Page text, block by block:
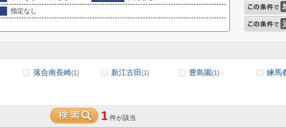
指定なし
落合南長崎(1) 新江古田(1) 豊島園(1) 練馬
1 件が該当